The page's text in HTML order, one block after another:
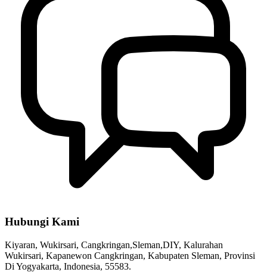
“Ngintunan Wulan Ruwah” Dan Pembekalan Menyambut Bulan
17 Maret 2023
Hubungi Kami
Kiyaran, Wukirsari, Cangkringan,Sleman,DIY, Kalurahan
Wukirsari, Kapanewon Cangkringan, Kabupaten Sleman, Provinsi
Di Yogyakarta, Indonesia, 55583.